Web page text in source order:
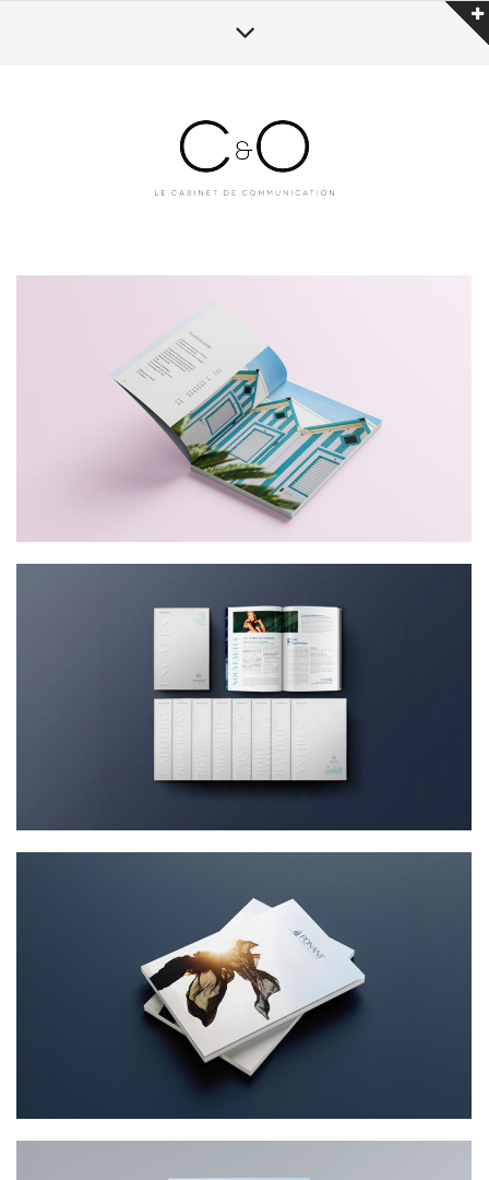
BROCHURE SAISONNIÈRE ÉTÉ 2025 –
PONANT
CRÉATION D’UNE COLLECTION DE
BROCHURES THALAZUR
CONCEPTION BROCHURE VOYAGER EST
UN ART – PONANT